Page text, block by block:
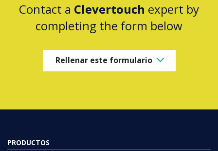
Contact a Clevertouch expert by
completing the form below
Rellenar este formulario
PRODUCTOS